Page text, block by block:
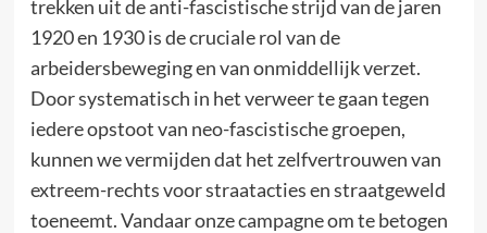
trekken uit de anti-fascistische strijd van de jaren
1920 en 1930 is de cruciale rol van de
arbeidersbeweging en van onmiddellijk verzet.
Door systematisch in het verweer te gaan tegen
iedere opstoot van neo-fascistische groepen,
kunnen we vermijden dat het zelfvertrouwen van
extreem-rechts voor straatacties en straatgeweld
toeneemt. Vandaar onze campagne om te betogen